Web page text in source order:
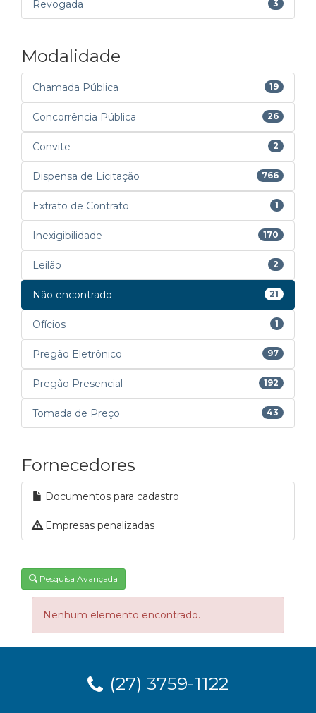
Revogada 3
Modalidade
Chamada Pública 19
Concorrência Pública 26
Convite 2
Dispensa de Licitação 766
Extrato de Contrato 1
Inexigibilidade 170
Leilão 2
Não encontrado 21
Ofícios 1
Pregão Eletrônico 97
Pregão Presencial 192
Tomada de Preço 43
Fornecedores
Documentos para cadastro
Empresas penalizadas
Pesquisa Avançada
Nenhum elemento encontrado.
(27) 3759-1122